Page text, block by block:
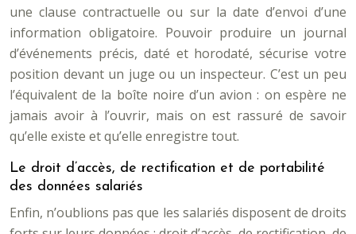
une clause contractuelle ou sur la date d’envoi d’une
information obligatoire. Pouvoir produire un journal
d’événements précis, daté et horodaté, sécurise votre
position devant un juge ou un inspecteur. C’est un peu
l’équivalent de la boîte noire d’un avion : on espère ne
jamais avoir à l’ouvrir, mais on est rassuré de savoir
qu’elle existe et qu’elle enregistre tout.
Le droit d’accès, de rectification et de portabilité
des données salariés
Enfin, n’oublions pas que les salariés disposent de droits